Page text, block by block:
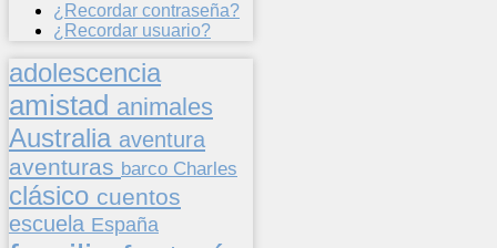
¿Recordar contraseña?
¿Recordar usuario?
adolescencia
amistad animales
Australia aventura
aventuras barco Charles
clásico cuentos
escuela España